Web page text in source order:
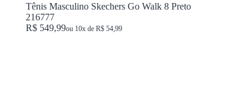
Tênis Masculino Skechers Go Walk 8 Preto
216777
R$ 549,99ou 10x de R$ 54,99